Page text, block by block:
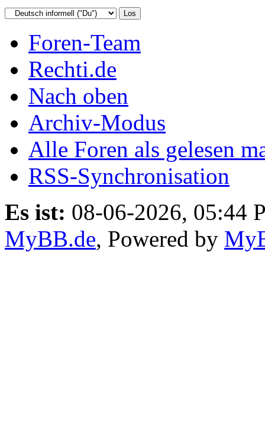
Foren-Team
Rechti.de
Nach oben
Archiv-Modus
Alle Foren als gelesen
RSS-Synchronisation
Es ist: 08-06-2026, 05:44
MyBB.de, Powered by